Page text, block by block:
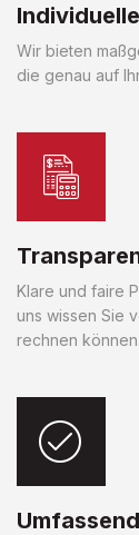
Wir bieten
die genau auf
Klare und faire
uns wissen Sie
rechnen können.